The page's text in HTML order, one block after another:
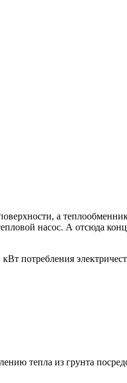
а
насос. А отсюда
потребления
тепла из грунта